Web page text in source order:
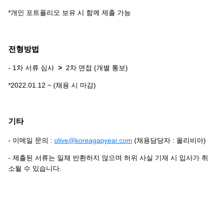
*개인 포트폴리오 보유 시 함께 제출 가능
전형방법
- 1차 서류 심사 > 2차 면접 (개별 통보)
*2022.01.12 ~ (채용 시 마감)
기타
- 이메일 문의 : olive@koreagapyear.com (채용담당자 : 올리비아)
- 제출된 서류는 일체 반환하지 않으며 허위 사실 기재 시 입사가 취
소될 수 있습니다.